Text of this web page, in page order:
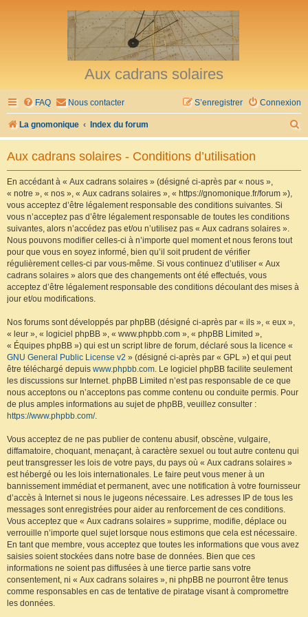
Aux cadrans solaires
FAQ Nous contacter Connexion
S’enregistrer
La gnomonique Index du forum
e
Aux cadrans solaires - Conditions d’utilisation
En accédant à « Aux cadrans solaires » (désigné ci-après par « nous »,
« notre », « nos », « Aux cadrans solaires », « https://gnomonique.fr/forum »),
vous acceptez d’être légalement responsable des conditions suivantes. Si
vous n’acceptez pas d’être légalement responsable de toutes les conditions
suivantes, alors n’accédez pas et/ou n’utilisez pas « Aux cadrans solaires ».
Nous pouvons modifier celles-ci à n’importe quel moment et nous ferons tout
pour que vous en soyez informé, bien qu’il soit prudent de vérifier
régulièrement celles-ci par vous-même. Si vous continuez d’utiliser « Aux
cadrans solaires » alors que des changements ont été effectués, vous
acceptez d’être légalement responsable des conditions découlant des mises à
jour et/ou modifications.
Nos forums sont développés par phpBB (désigné ci-après par « ils », « eux »,
« leur », « logiciel phpBB », « www.phpbb.com », « phpBB Limited »,
« Équipes phpBB ») qui est un script libre de forum, déclaré sous la licence «
GNU General Public License v2 » (désigné ci-après par « GPL ») et qui peut
être téléchargé depuis www.phpbb.com. Le logiciel phpBB facilite seulement
les discussions sur Internet. phpBB Limited n’est pas responsable de ce que
nous acceptons ou n’acceptons pas comme contenu ou conduite permis. Pour
de plus amples informations au sujet de phpBB, veuillez consulter :
https://www.phpbb.com/.
Vous acceptez de ne pas publier de contenu abusif, obscène, vulgaire,
diffamatoire, choquant, menaçant, à caractère sexuel ou tout autre contenu qui
peut transgresser les lois de votre pays, du pays où « Aux cadrans solaires »
est hébergé ou les lois internationales. Le faire peut vous mener à un
bannissement immédiat et permanent, avec une notification à votre fournisseur
d’accès à Internet si nous le jugeons nécessaire. Les adresses IP de tous les
messages sont enregistrées pour aider au renforcement de ces conditions.
Vous acceptez que « Aux cadrans solaires » supprime, modifie, déplace ou
verrouille n’importe quel sujet lorsque nous estimons que cela est nécessaire.
En tant que membre, vous acceptez que toutes les informations que vous avez
saisies soient stockées dans notre base de données. Bien que ces
informations ne soient pas diffusées à une tierce partie sans votre
consentement, ni « Aux cadrans solaires », ni phpBB ne pourront être tenus
comme responsables en cas de tentative de piratage visant à compromettre
les données.